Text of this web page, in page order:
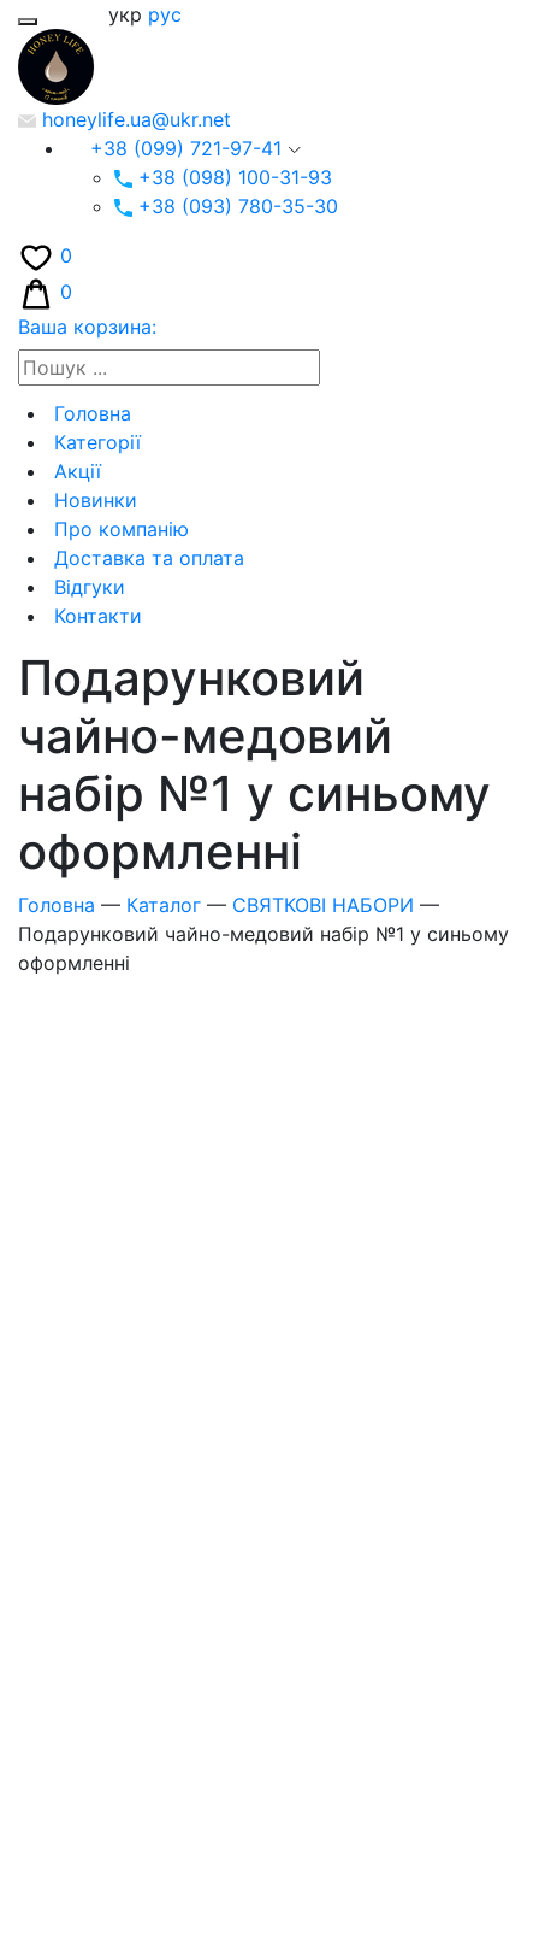
укр рус
honeylife.ua@ukr.net
+38 (099) 721-97-41
+38 (098) 100-31-93
+38 (093) 780-35-30
0
0
Ваша корзина:
Головна
Категорії
Акції
Новинки
Про компанію
Доставка та оплата
Відгуки
Контакти
Подарунковий
чайно-медовий
набір №1 у синьому
оформленні
Головна — Каталог — СВЯТКОВІ НАБОРИ —
Подарунковий чайно-медовий набір №1 у синьому
оформленні